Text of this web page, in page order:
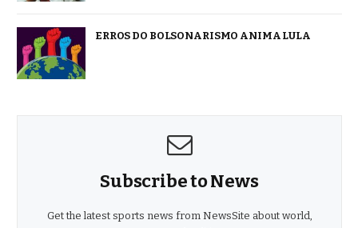
ERROS DO BOLSONARISMO ANIMA LULA
Subscribe to News
Get the latest sports news from NewsSite about world,